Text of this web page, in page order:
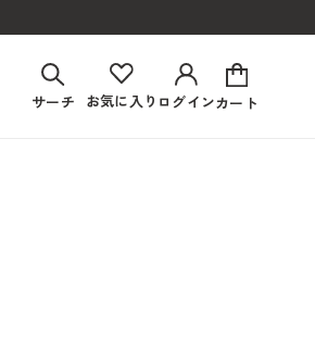
サーチ お気に入り ログインカート